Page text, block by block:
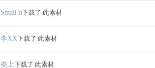
Small π下载了 此素材
李XX下载了 此素材
炎上下载了 此素材